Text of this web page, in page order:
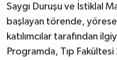
Saygı Duruşu ve İstiklal
başlayan törende,
katılımcılar tarafından
Programda, Tıp